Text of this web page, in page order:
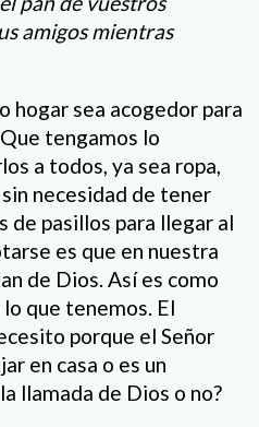
amigos mientras
hogar sea acogedor para
tengamos lo
a todos, ya sea ropa,
necesidad de tener
pasillos para llegar al
es que en nuestra
de Dios. Así es como
que tenemos. El
porque el Señor
en casa o es un
llamada de Dios o no?